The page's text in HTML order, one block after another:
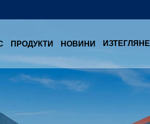
ПРОДУКТИ НОВИНИ ИЗТЕГЛЯНЕ